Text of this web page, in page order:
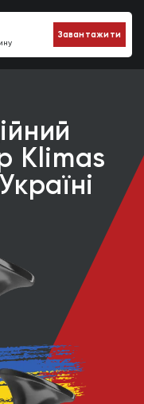
Завантажити
0
Klimas